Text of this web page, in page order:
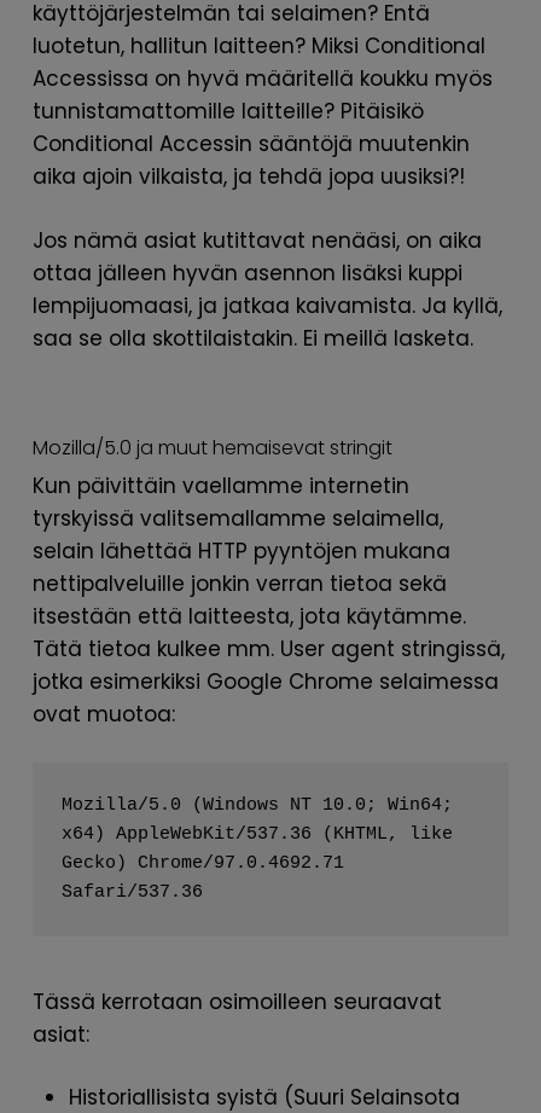
käyttöjärjestelmän tai selaimen? Entä
luotetun, hallitun laitteen? Miksi Conditional
Accessissa on hyvä määritellä koukku myös
tunnistamattomille laitteille? Pitäisikö
Conditional Accessin sääntöjä muutenkin
aika ajoin vilkaista, ja tehdä jopa uusiksi?!
Jos nämä asiat kutittavat nenääsi, on aika
ottaa jälleen hyvän asennon lisäksi kuppi
lempijuomaasi, ja jatkaa kaivamista. Ja kyllä,
saa se olla skottilaistakin. Ei meillä lasketa.
Mozilla/5.0 ja muut hemaisevat stringit
Kun päivittäin vaellamme internetin
tyrskyissä valitsemallamme selaimella,
selain lähettää HTTP pyyntöjen mukana
nettipalveluille jonkin verran tietoa sekä
itsestään että laitteesta, jota käytämme.
Tätä tietoa kulkee mm. User agent stringissä,
jotka esimerkiksi Google Chrome selaimessa
ovat muotoa:
Mozilla/5.0 (Windows NT 10.0; Win64;
x64) AppleWebKit/537.36 (KHTML, like
Gecko) Chrome/97.0.4692.71
Safari/537.36
Tässä kerrotaan osimoilleen seuraavat
asiat:
Historiallisista syistä (Suuri Selainsota